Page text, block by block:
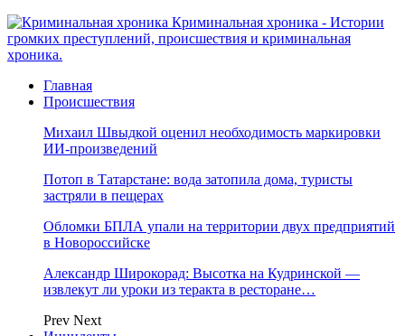
Криминальная хроника - Истории
громких преступлений, происшествия и криминальная
хроника.
Главная
Происшествия
Михаил Швыдкой оценил необходимость маркировки
ИИ-произведений
Потоп в Татарстане: вода затопила дома, туристы
застряли в пещерах
Обломки БПЛА упали на территории двух предприятий
в Новороссийске
Александр Широкорад: Высотка на Кудринской —
извлекут ли уроки из теракта в ресторане…
Prev Next